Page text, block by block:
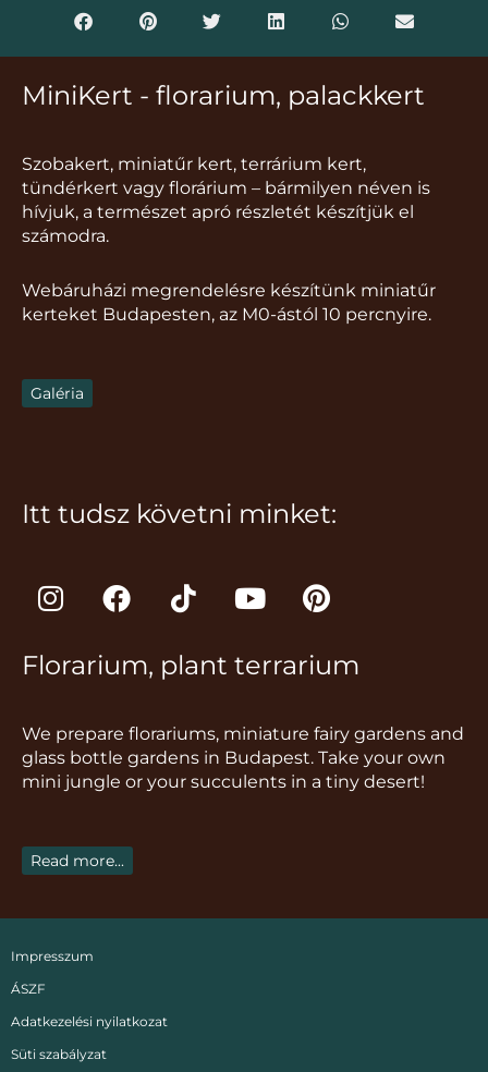
MiniKert - florarium, palackkert
Szobakert, miniatűr kert, terrárium kert,
tündérkert vagy florárium – bármilyen néven is
hívjuk, a természet apró részletét készítjük el
számodra.
Webáruházi megrendelésre készítünk miniatűr
kerteket Budapesten, az M0-ástól 10 percnyire.
Galéria
Itt tudsz követni minket:
I
n
t
g
r
a
F
a
e
o
o
k
T
i
t
k
Y
o
t
b
e
P
i
t
r
e
s
Florarium, plant terrarium
We prepare florariums, miniature fairy gardens and
glass bottle gardens in Budapest. Take your own
mini jungle or your succulents in a tiny desert!
Read more...
Impresszum
ÁSZF
Adatkezelési nyilatkozat
Süti szabályzat